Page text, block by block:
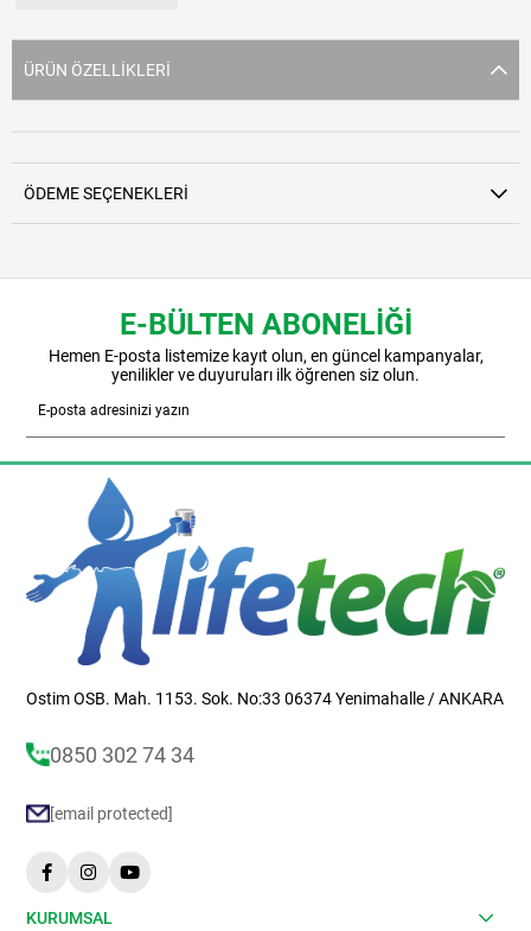
ÜRÜN ÖZELLIKLERI
ÖDEME SEÇENEKLERI
E-BÜLTEN ABONELİĞİ
Hemen E-posta listemize kayıt olun, en güncel kampanyalar,
yenilikler ve duyuruları ilk öğrenen siz olun.
Ostim OSB. Mah. 1153. Sok. No:33 06374 Yenimahalle / ANKARA
0850 302 74 34
[email protected]
KURUMSAL